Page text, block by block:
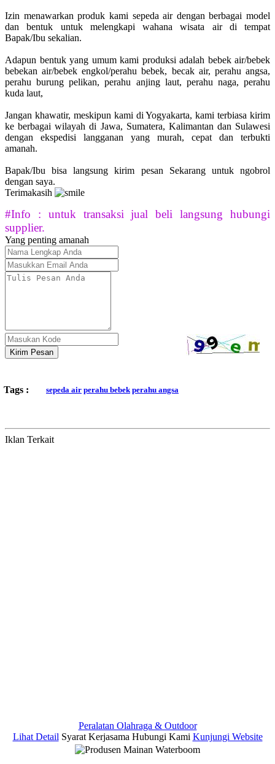
Izin menawarkan produk kami sepeda air dengan berbagai model
dan bentuk untuk melengkapi wahana wisata air di tempat
Bapak/Ibu sekalian.
Adapun bentuk yang umum kami produksi adalah bebek air/bebek
bebekan air/bebek engkol/perahu bebek, becak air, perahu angsa,
perahu burung pelikan, perahu anjing laut, perahu naga, perahu
kuda laut,
Jangan khawatir, meskipun kami di Yogyakarta, kami terbiasa kirim
ke berbagai wilayah di Jawa, Sumatera, Kalimantan dan Sulawesi
dengan ekspedisi langganan yang murah, cepat dan terbukti
amanah.
Bapak/Ibu bisa langsung kirim pesan Sekarang untuk ngobrol
dengan saya.
Terimakasih
#Info : untuk transaksi jual beli langsung hubungi
supplier.
Yang penting amanah
Kirim Pesan
Tags : sepeda air perahu bebek perahu angsa
Iklan Terkait
Peralatan Olahraga & Outdoor
Lihat Detail Syarat Kerjasama Hubungi Kami Kunjungi Website